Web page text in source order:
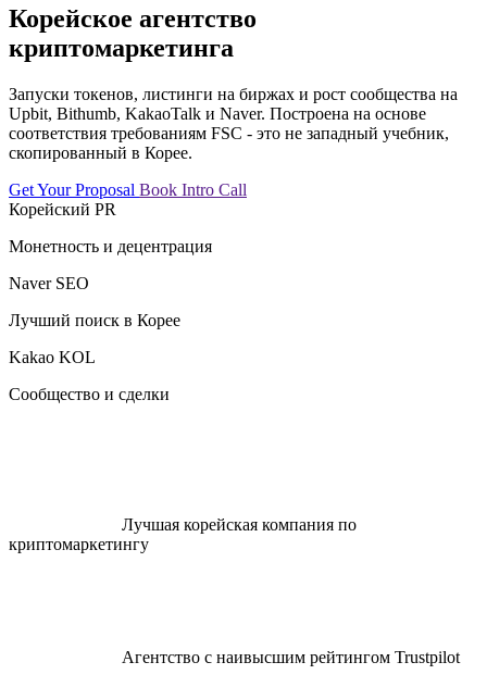
Корейское агентство
криптомаркетинга
Запуски токенов, листинги на биржах и рост сообщества на
Upbit, Bithumb, KakaoTalk и Naver. Построена на основе
соответствия требованиям FSC - это не западный учебник,
скопированный в Корее.
Get Your Proposal Book Intro Call
Корейский PR
Монетность и децентрация
Naver SEO
Лучший поиск в Корее
Kakao KOL
Сообщество и сделки
Лучшая корейская компания по
криптомаркетингу
Агентство с наивысшим рейтингом Trustpilot